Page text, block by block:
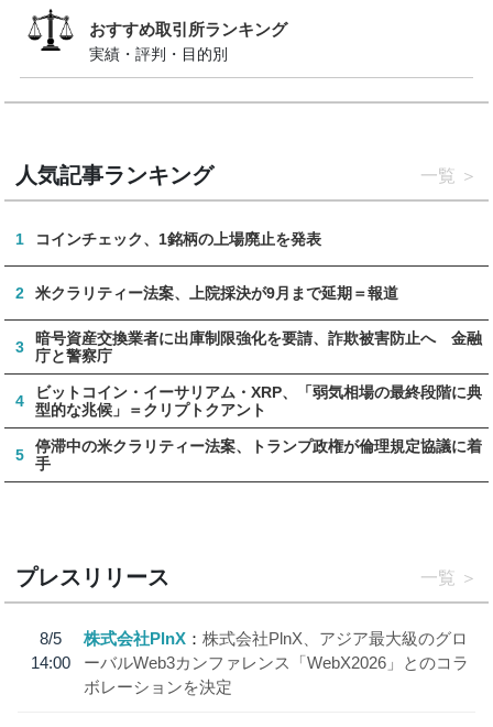
おすすめ取引所ランキング
実績・評判・目的別
人気記事ランキング 一覧
1 コインチェック、1銘柄の上場廃止を発表
2 米クラリティー法案、上院採決が9月まで延期＝報道
3
暗号資産交換業者に出庫制限強化を要請、詐欺被害防止へ 金融
庁と警察庁
4
ビットコイン・イーサリアム・XRP、「弱気相場の最終段階に典
型的な兆候」＝クリプトクアント
5
停滞中の米クラリティー法案、トランプ政権が倫理規定協議に着
手
プレスリリース 一覧
8/5
14:00
株式会社PlnX
株式会社PlnX、アジア最大級のグロ
ーバルWeb3カンファレンス「WebX2026」とのコラ
ボレーションを決定